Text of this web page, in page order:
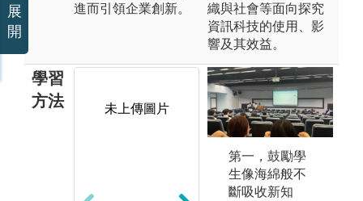
進而引領企業創新。
織與社會等面向探究
資訊科技的使用、影
響及其效益。
學習
方法
未上傳圖片 未上傳圖片
第一，鼓勵學
生像海綿般不
斷吸收新知
展
開